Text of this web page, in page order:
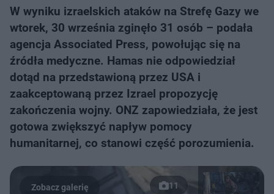
W wyniku izraelskich ataków na Strefę Gazy we
wtorek, 30 września zginęło 31 osób – podała
agencja Associated Press, powołując się na
źródła medyczne. Hamas nie odpowiedział
dotąd na przedstawioną przez USA i
zaakceptowaną przez Izrael propozycję
zakończenia wojny. ONZ zapowiedziała, że jest
gotowa zwiększyć napływ pomocy
humanitarnej, co stanowi część porozumienia.
11